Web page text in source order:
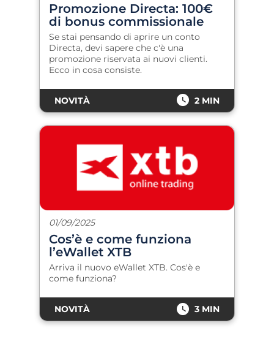
Promozione Directa: 100€
di bonus commissionale
per i nuovi clienti
Se stai pensando di aprire un conto
Directa, devi sapere che c'è una
promozione riservata ai nuovi clienti.
Ecco in cosa consiste.
NOVITÀ 2 MIN
01/09/2025
Cos’è e come funziona
l’eWallet XTB
Arriva il nuovo eWallet XTB. Cos'è e
come funziona?
NOVITÀ 3 MIN